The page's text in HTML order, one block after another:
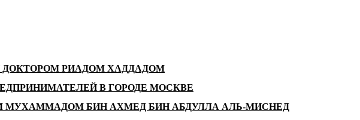
ДОКТОРОМ РИАДОМ ХАДДАДОМ
В ГОРОДЕ МОСКВЕ
МУХАММАДОМ БИН АХМЕД БИН АБДУЛЛА АЛЬ-МИСНЕД